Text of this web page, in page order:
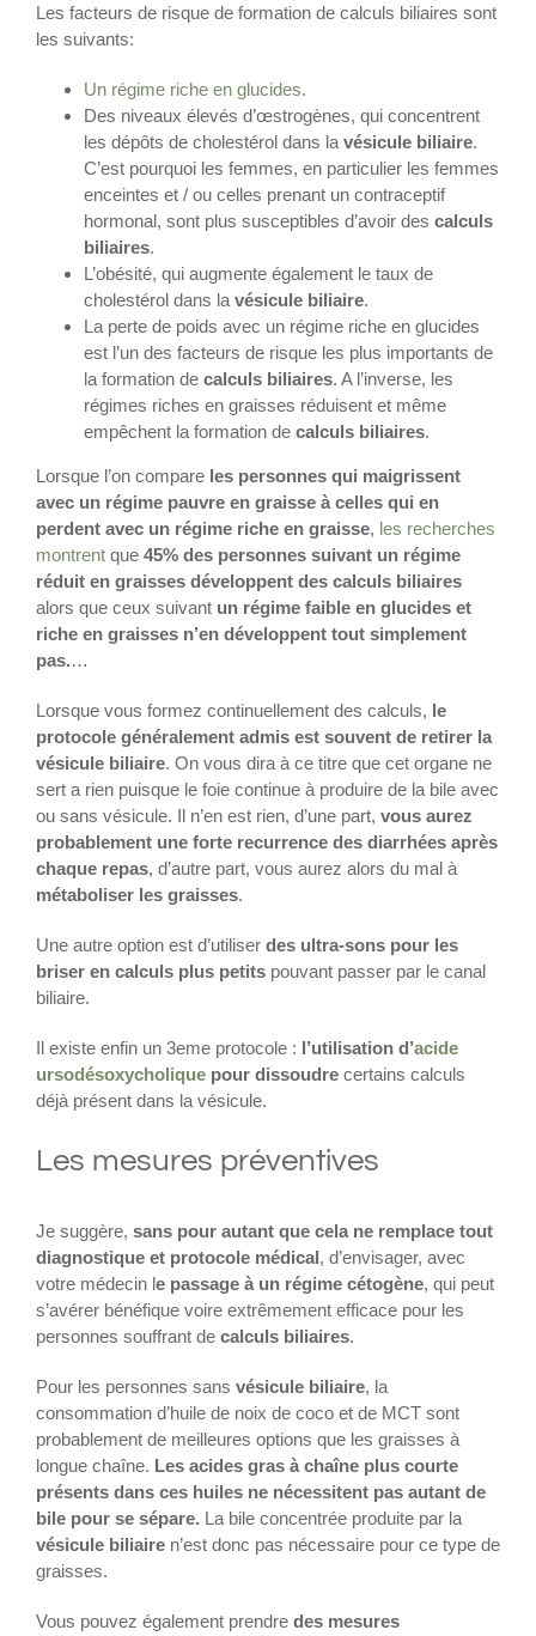
Les facteurs de risque de formation de calculs biliaires sont
les suivants:
Un régime riche en glucides.
Des niveaux élevés d’œstrogènes, qui concentrent
les dépôts de cholestérol dans la vésicule biliaire.
C’est pourquoi les femmes, en particulier les femmes
enceintes et / ou celles prenant un contraceptif
hormonal, sont plus susceptibles d’avoir des calculs
biliaires.
L’obésité, qui augmente également le taux de
cholestérol dans la vésicule biliaire.
La perte de poids avec un régime riche en glucides
est l’un des facteurs de risque les plus importants de
la formation de calculs biliaires. A l’inverse, les
régimes riches en graisses réduisent et même
empêchent la formation de calculs biliaires.
Lorsque l’on compare les personnes qui maigrissent
avec un régime pauvre en graisse à celles qui en
perdent avec un régime riche en graisse, les recherches
montrent que 45% des personnes suivant un régime
réduit en graisses développent des calculs biliaires
alors que ceux suivant un régime faible en glucides et
riche en graisses n’en développent tout simplement
pas.…
Lorsque vous formez continuellement des calculs, le
protocole généralement admis est souvent de retirer la
vésicule biliaire. On vous dira à ce titre que cet organe ne
sert a rien puisque le foie continue à produire de la bile avec
ou sans vésicule. Il n’en est rien, d’une part, vous aurez
probablement une forte recurrence des diarrhées après
chaque repas, d’autre part, vous aurez alors du mal à
métaboliser les graisses.
Une autre option est d’utiliser des ultra-sons pour les
briser en calculs plus petits pouvant passer par le canal
biliaire.
Il existe enfin un 3eme protocole : l’utilisation d’acide
ursodésoxycholique pour dissoudre certains calculs
déjà présent dans la vésicule.
Les mesures préventives
Je suggère, sans pour autant que cela ne remplace tout
diagnostique et protocole médical , d’envisager, avec
votre médecin l e passage à un régime cétogène, qui peut
s’avérer bénéfique voire extrêmement efficace pour les
personnes souffrant de calculs biliaires.
Pour les personnes sans vésicule biliaire, la
consommation d’huile de noix de coco et de MCT sont
probablement de meilleures options que les graisses à
longue chaîne. Les acides gras à chaîne plus courte
présents dans ces huiles ne nécessitent pas autant de
bile pour se sépare. La bile concentrée produite par la
vésicule biliaire n’est donc pas nécessaire pour ce type de
graisses.
Vous pouvez également prendre des mesures